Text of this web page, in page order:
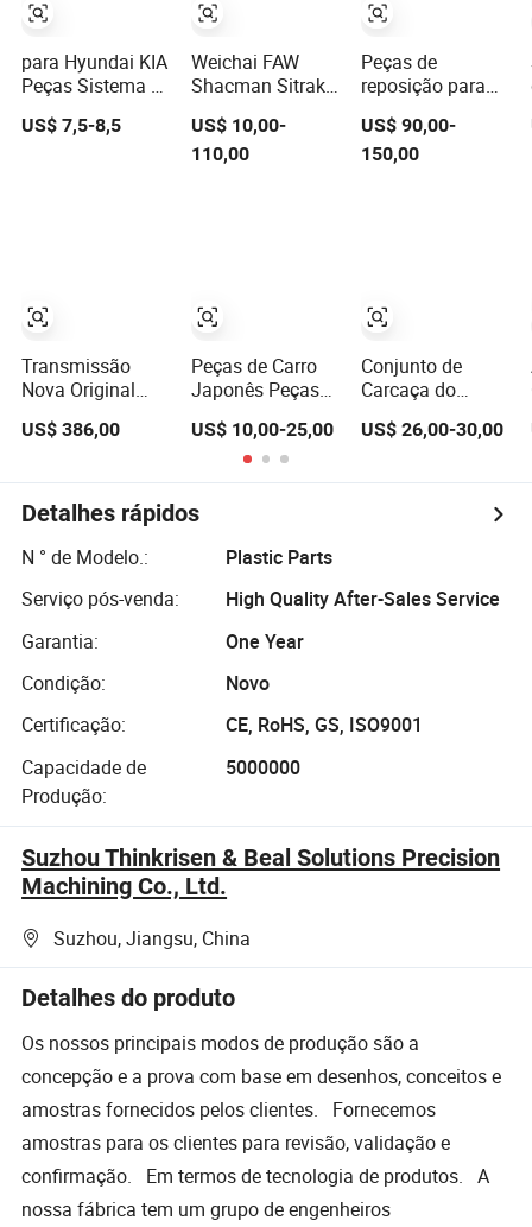
para Hyundai KIA
Peças Sistema de
Arrefecimento
Montagem da
2g000 2gxxx -
Peça de Carro /
US$ 7,5-8,5
Transmissão
Nova Original
Mecatrônica
Acessórios de
Câmbio
Dq200 para VW
US$ 386,00
Weichai FAW
Shacman Sitrak
Beiben Sinotruck
HOWO Foton
Sistemas de
Peças de
Caminhão
US$ 10,00-
110,00
Peças de Carro
Japonês Peças
Isuzu D-Max
Lado Direito com
Fios Lanterna
Traseira Luz
US$ 10,00-25,00
Peças de
reposição para
faróis de carro,
acessórios
automotivos para
US$ 90,00-
150,00
Conjunto de
Carcaça do
Refrigerante do
Dodge para RAM
Acessórios do
US$ 26,00-30,00
Detalhes rápidos
N ° de Modelo.:
Plastic Parts
Serviço pós-venda:
High Quality After-Sales Service
Garantia:
One Year
Condição:
Novo
Certificação:
CE, RoHS, GS, ISO9001
Capacidade de
Produção:
5000000
Suzhou Thinkrisen & Beal Solutions Precision
Machining Co., Ltd.
Suzhou, Jiangsu, China
Detalhes do produto
Os nossos principais modos de produção são a
concepção e a prova com base em desenhos, conceitos e
amostras fornecidos pelos clientes. Fornecemos
amostras para os clientes para revisão, validação e
confirmação. Em termos de tecnologia de produtos. A
nossa fábrica tem um grupo de engenheiros